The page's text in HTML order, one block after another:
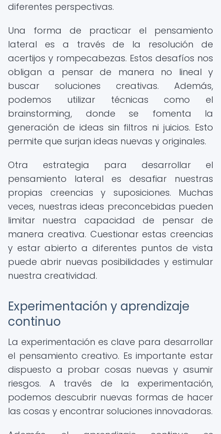
diferentes perspectivas.
Una forma de practicar el pensamiento
lateral es a través de la resolución de
acertijos y rompecabezas. Estos desafíos nos
obligan a pensar de manera no lineal y
buscar soluciones creativas. Además,
podemos utilizar técnicas como el
brainstorming, donde se fomenta la
generación de ideas sin filtros ni juicios. Esto
permite que surjan ideas nuevas y originales.
Otra estrategia para desarrollar el
pensamiento lateral es desafiar nuestras
propias creencias y suposiciones. Muchas
veces, nuestras ideas preconcebidas pueden
limitar nuestra capacidad de pensar de
manera creativa. Cuestionar estas creencias
y estar abierto a diferentes puntos de vista
puede abrir nuevas posibilidades y estimular
nuestra creatividad.
Experimentación y aprendizaje
continuo
La experimentación es clave para desarrollar
el pensamiento creativo. Es importante estar
dispuesto a probar cosas nuevas y asumir
riesgos. A través de la experimentación,
podemos descubrir nuevas formas de hacer
las cosas y encontrar soluciones innovadoras.